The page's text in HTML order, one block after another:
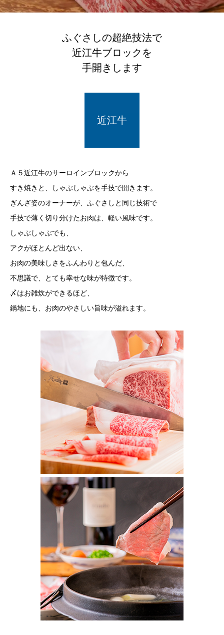
ふぐさしの超絶技法で
近江牛ブロックを
手開きします
近江牛
Ａ５近江牛のサーロインブロックから
すき焼きと、しゃぶしゃぶを手技で開きます。
ぎんざ姿のオーナーが、ふぐさしと同じ技術で
手技で薄く切り分けたお肉は、軽い風味です。
しゃぶしゃぶでも、
アクがほとんど出ない、
お肉の美味しさをふんわりと包んだ、
不思議で、とても幸せな味が特徴です。
〆はお雑炊ができるほど、
鍋地にも、お肉のやさしい旨味が溢れます。